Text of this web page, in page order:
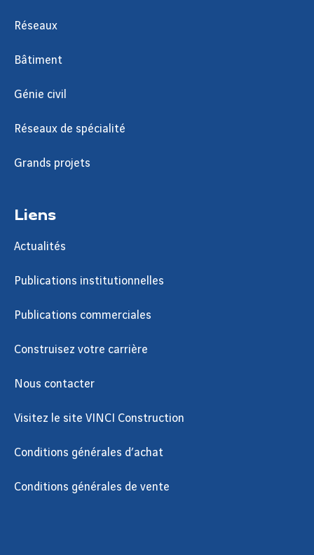
Réseaux
Bâtiment
Génie civil
Réseaux de spécialité
Grands projets
Liens
Actualités
Publications institutionnelles
Publications commerciales
Construisez votre carrière
Nous contacter
Visitez le site VINCI Construction
Conditions générales d’achat
Conditions générales de vente